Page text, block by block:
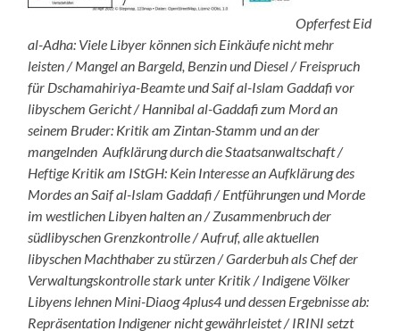
Opferfest Eid
al-Adha: Viele Libyer können sich Einkäufe nicht mehr
leisten / Mangel an Bargeld, Benzin und Diesel / Freispruch
für Dschamahiriya-Beamte und Saif al-Islam Gaddafi vor
libyschem Gericht / Hannibal al-Gaddafi zum Mord an
seinem Bruder: Kritik am Zintan-Stamm und an der
mangelnden Aufklärung durch die Staatsanwaltschaft /
Heftige Kritik am IStGH: Kein Interesse an Aufklärung des
Mordes an Saif al-Islam Gaddafi / Entführungen und Morde
im westlichen Libyen halten an / Zusammenbruch der
südlibyschen Grenzkontrolle / Aufruf, alle aktuellen
libyschen Machthaber zu stürzen / Garderbuh als Chef der
Verwaltungskontrolle stark unter Kritik / Indigene Völker
Libyens lehnen Mini-Diaog 4plus4 und dessen Ergebnisse ab:
Repräsentation Indigener nicht gewährleistet / IRINI setzt